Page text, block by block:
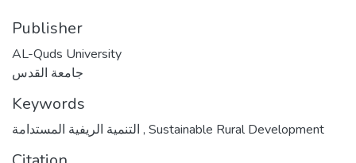
Publisher
AL-Quds University
جامعة القدس
Keywords
, Sustainable Rural Development